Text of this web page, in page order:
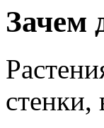
Зачем